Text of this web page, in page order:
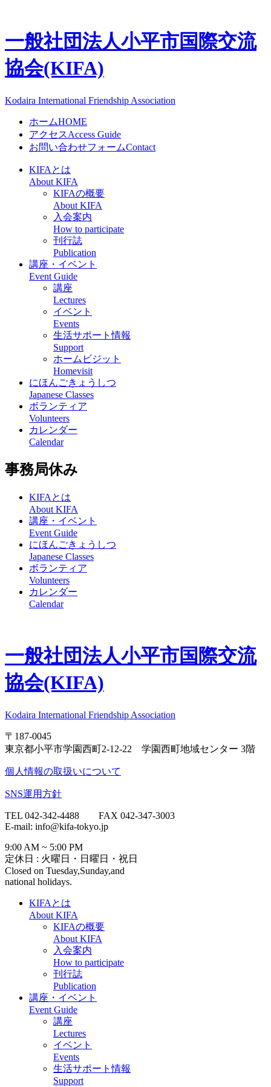
一般社団法人小平市国際交流
協会(KIFA)
Kodaira International Friendship Association
ホームHOME
アクセスAccess Guide
お問い合わせフォームContact
KIFAとは
About KIFA
KIFAの概要
About KIFA
入会案内
How to participate
刊行誌
Publication
講座・イベント
Event Guide
講座
Lectures
イベント
Events
生活サポート情報
Support
ホームビジット
Homevisit
にほんごきょうしつ
Japanese Classes
ボランティア
Volunteers
カレンダー
Calendar
事務局休み
KIFAとは
About KIFA
講座・イベント
Event Guide
にほんごきょうしつ
Japanese Classes
ボランティア
Volunteers
カレンダー
Calendar
一般社団法人小平市国際交流
協会(KIFA)
Kodaira International Friendship Association
〒187-0045
東京都小平市学園西町2-12-22 学園西町地域センター 3階
個人情報の取扱いについて
SNS運用方針
TEL 042-342-4488 FAX 042-347-3003
E-mail: info@kifa-tokyo.jp
9:00 AM ~ 5:00 PM
定休日 : 火曜日・日曜日・祝日
Closed on Tuesday,Sunday,and
national holidays.
KIFAとは
About KIFA
KIFAの概要
About KIFA
入会案内
How to participate
刊行誌
Publication
講座・イベント
Event Guide
講座
Lectures
イベント
Events
生活サポート情報
Support